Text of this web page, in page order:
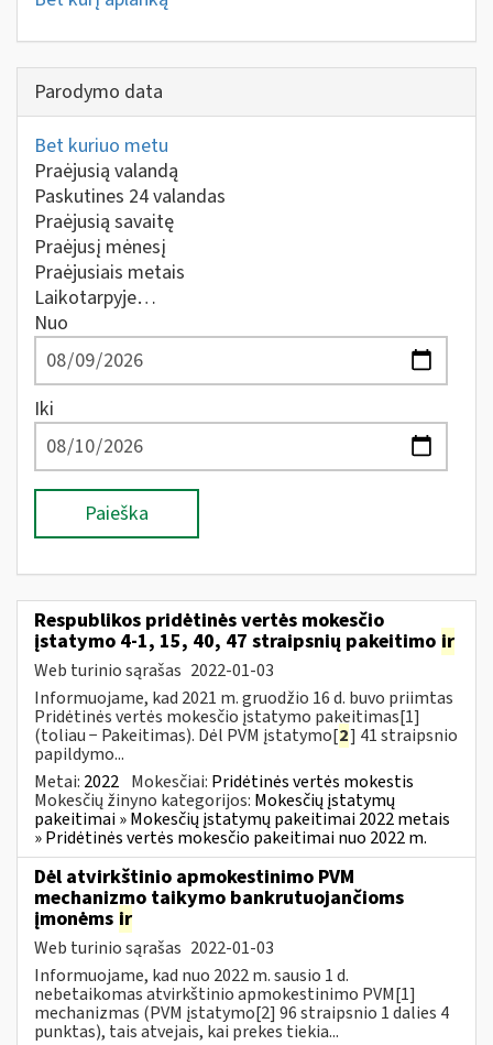
Parodymo data
Bet kuriuo metu
Praėjusią valandą
Paskutines 24 valandas
Praėjusią savaitę
Praėjusį mėnesį
Praėjusiais metais
Laikotarpyje…
Nuo
Iki
Paieška
Respublikos pridėtinės vertės mokesčio
įstatymo 4-1, 15, 40, 47 straipsnių pakeitimo ir
Web turinio sąrašas 2022-01-03
Informuojame, kad 2021 m. gruodžio 16 d. buvo priimtas
Pridėtinės vertės mokesčio įstatymo pakeitimas[1]
(toliau − Pakeitimas). Dėl PVM įstatymo[2] 41 straipsnio
papildymo...
Metai: 2022 Mokesčiai: Pridėtinės vertės mokestis
Mokesčių žinyno kategorijos: Mokesčių įstatymų
pakeitimai » Mokesčių įstatymų pakeitimai 2022 metais
» Pridėtinės vertės mokesčio pakeitimai nuo 2022 m.
Dėl atvirkštinio apmokestinimo PVM
mechanizmo taikymo bankrutuojančioms
įmonėms ir
Web turinio sąrašas 2022-01-03
Informuojame, kad nuo 2022 m. sausio 1 d.
nebetaikomas atvirkštinio apmokestinimo PVM[1]
mechanizmas (PVM įstatymo[2] 96 straipsnio 1 dalies 4
punktas), tais atvejais, kai prekes tiekia...